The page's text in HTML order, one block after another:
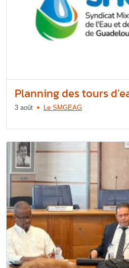
Planning des tours
3 août Le SMGEAG